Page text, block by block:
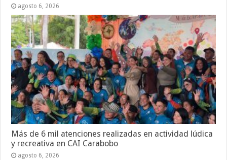
agosto 6, 2026
Más de 6 mil atenciones realizadas en actividad lúdica
y recreativa en CAI Carabobo
agosto 6, 2026